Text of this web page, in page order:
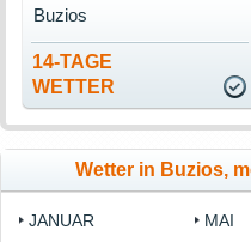
14-TAGE
WETTER
Buzios
Wetter in Buzios,
JANUAR
MAI